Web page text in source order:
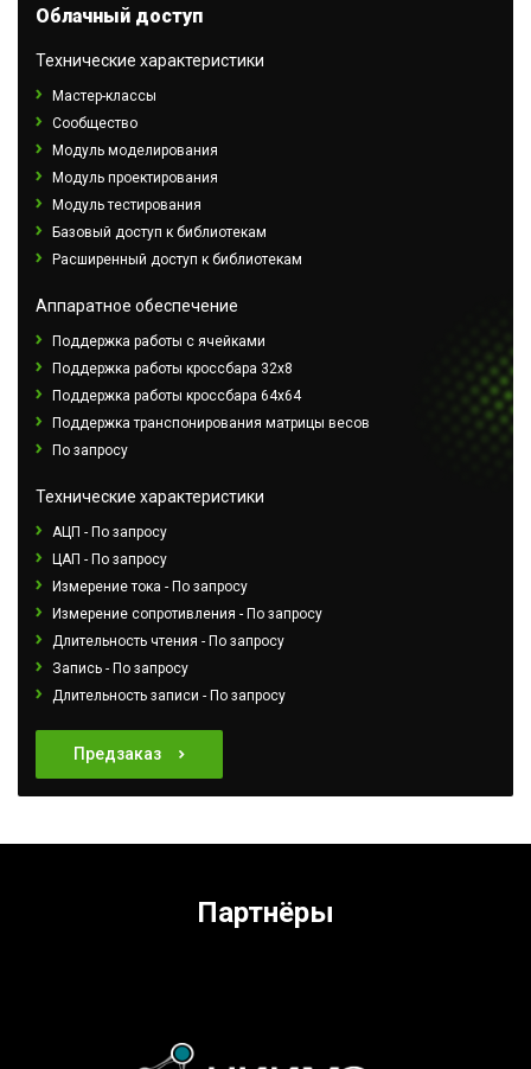
Облачный доступ
Технические характеристики
Мастер-классы
Сообщество
Модуль моделирования
Модуль проектирования
Модуль тестирования
Базовый доступ к библиотекам
Расширенный доступ к библиотекам
Аппаратное обеспечение
Поддержка работы с ячейками
Поддержка работы кроссбара 32x8
Поддержка работы кроссбара 64х64
Поддержка транспонирования матрицы весов
По запросу
Технические характеристики
АЦП - По запросу
ЦАП - По запросу
Измерение тока - По запросу
Измерение сопротивления - По запросу
Длительность чтения - По запросу
Запись - По запросу
Длительность записи - По запросу
Предзаказ
Партнёры